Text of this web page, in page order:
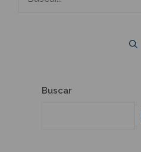
Buscar